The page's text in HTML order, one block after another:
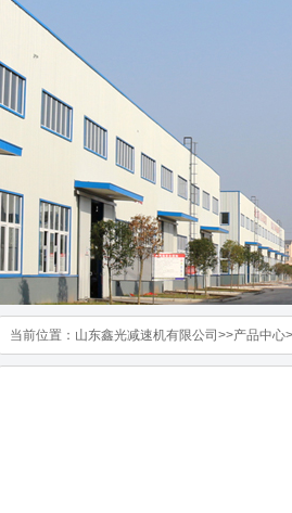
当前位置： 山东鑫光减速机有限公司 >>产品中心